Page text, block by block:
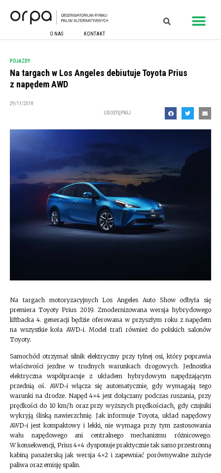
O NAS KONTAKT
POJAZDY
Na targach w Los Angeles debiutuje Toyota Prius
z napędem AWD
29/11/2018
UDOSTĘPNIJ
Na targach motoryzacyjnych Los Angeles Auto Show odbyła się
premiera Toyoty Prius 2019. Zmodernizowana wersja hybrydowego
liftbacka 4. generacji będzie oferowana w przyszłym roku z napędem
na wszystkie koła AWD-i. Model trafi również do polskich salonów
Toyoty.
Samochód otrzymał silnik elektryczny przy tylnej osi, który poprawia
właściwości jezdne w trudnych warunkach drogowych. Jednostka
elektryczna współpracuje z układem hybrydowym napędzającym
przednią oś. AWD-i włącza się automatycznie, gdy wymagają tego
warunki na drodze. Napęd 4×4 jest dołączany podczas ruszania, przy
prędkości do 10 km/h oraz przy wyższych prędkościach, gdy czujniki
wykryją śliską nawierzchnię. Jak informuje Toyota, układ napędowy
AWD-i jest kompaktowy i lekki, nie wymaga przy tym zastosowania
wału napędowego ani centralnego mechanizmu różnicowego.
W konsekwencji, Prius 4×4 dysponuje praktycznie tak samo przestronną
kabiną pasażerską jak wersja 4×2 i zapewniać porównywalne zużycie
paliwa oraz emisję spalin.